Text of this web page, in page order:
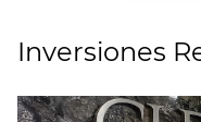
Inversiones